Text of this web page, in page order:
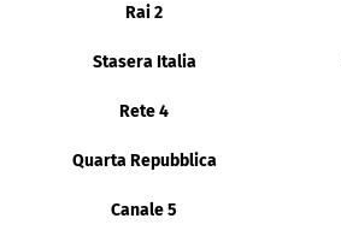
Rai 2
Stasera Italia
Rete 4
Quarta Repubblica
Canale 5